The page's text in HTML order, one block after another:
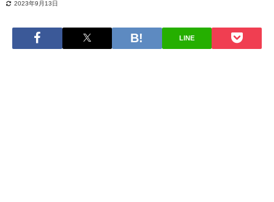
2023年9月13日
LINE